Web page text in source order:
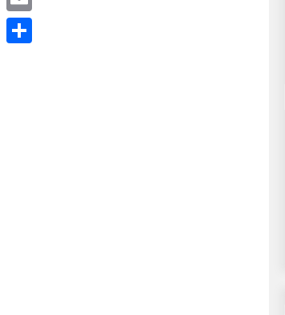
Email